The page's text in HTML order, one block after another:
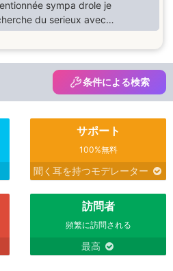
sympa drole je
du serieux avec
qui saura m aimer
条件による検索
サポート
100%無料
聞く耳を持つモデレーター
訪問者
頻繁に訪問される
最高